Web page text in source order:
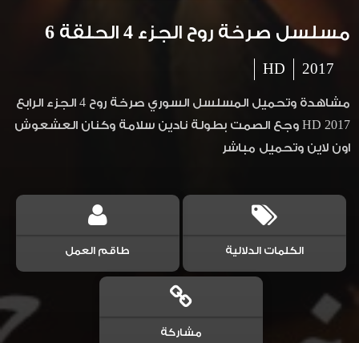
مسلسل صرخة روح الجزء 4 الحلقة 6
2017
HD
مشاهدة وتحميل المسلسل السوري صرخة روح 4 الجزء الرابع
2017 HD وجع الصمت بطولة نادين سلامة وكنان العشعوش
اون لاين وتحميل مباشر
الكلمات الدلالية طاقم العمل
مشاركة